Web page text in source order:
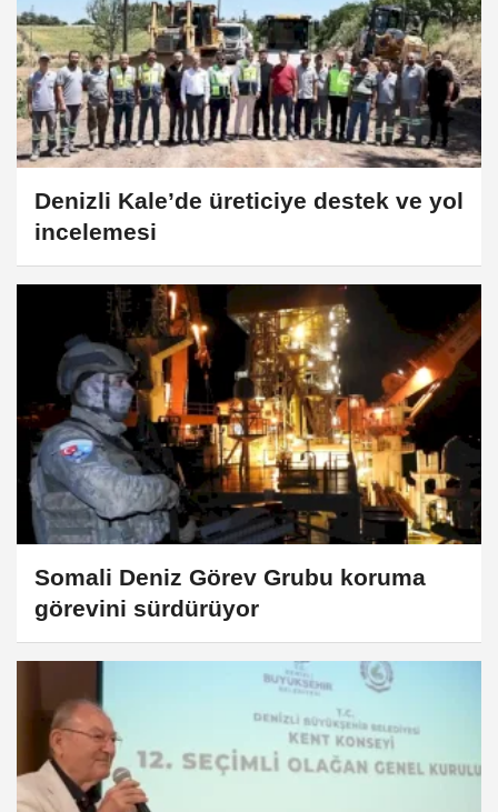
Denizli Kale’de üreticiye destek ve yol
incelemesi
Somali Deniz Görev Grubu koruma
görevini sürdürüyor